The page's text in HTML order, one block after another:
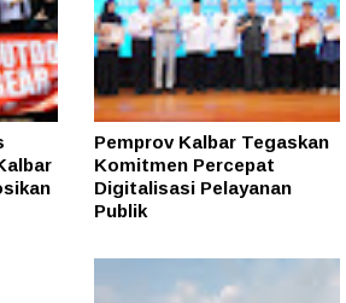
Pemprov Kalbar Tegaskan
Komitmen Percepat
Digitalisasi Pelayanan
Publik